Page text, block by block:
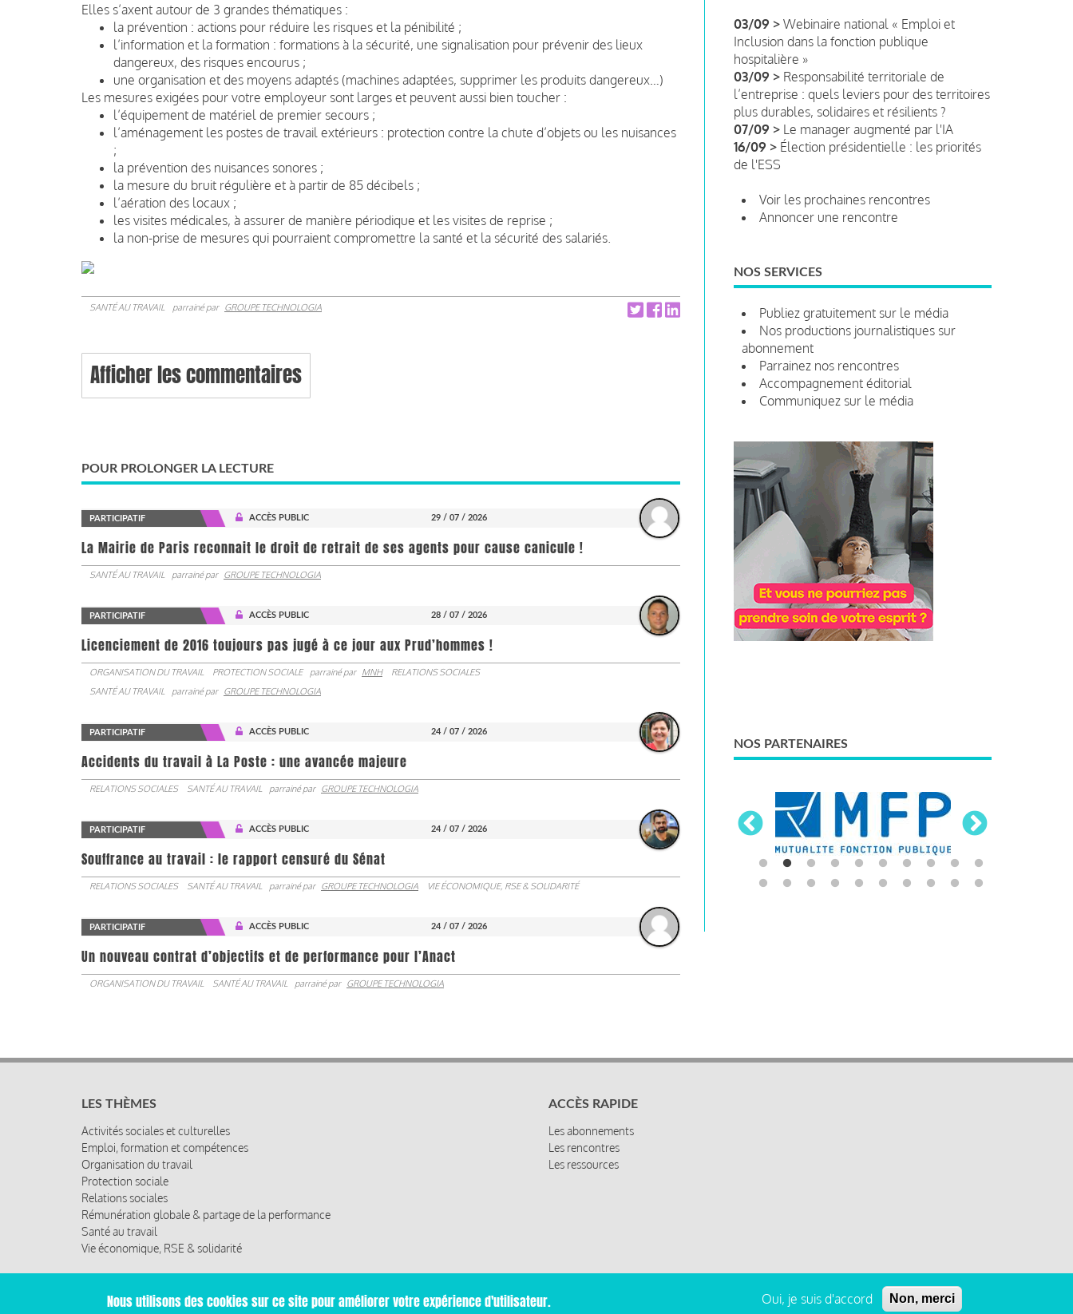
Elles s’axent autour de 3 grandes thématiques :
la prévention : actions pour réduire les risques et la pénibilité ;
l’information et la formation : formations à la sécurité, une signalisation pour prévenir des lieux
dangereux, des risques encourus ;
une organisation et des moyens adaptés (machines adaptées, supprimer les produits dangereux…)
Les mesures exigées pour votre employeur sont larges et peuvent aussi bien toucher :
l’équipement de matériel de premier secours ;
l’aménagement les postes de travail extérieurs : protection contre la chute d’objets ou les nuisances
;
la prévention des nuisances sonores ;
la mesure du bruit régulière et à partir de 85 décibels ;
l’aération des locaux ;
les visites médicales, à assurer de manière périodique et les visites de reprise ;
la non-prise de mesures qui pourraient compromettre la santé et la sécurité des salariés.
SANTÉ AU TRAVAIL parrainé par GROUPE TECHNOLOGIA
Afficher les commentaires
POUR PROLONGER LA LECTURE
PARTICIPATIF ACCÈS PUBLIC 29 / 07 / 2026
La Mairie de Paris reconnait le droit de retrait de ses agents pour cause canicule !
SANTÉ AU TRAVAIL parrainé par GROUPE TECHNOLOGIA
PARTICIPATIF ACCÈS PUBLIC 28 / 07 / 2026
Licenciement de 2016 toujours pas jugé à ce jour aux Prud’hommes !
ORGANISATION DU TRAVAIL PROTECTION SOCIALE parrainé par MNH
RELATIONS SOCIALES
SANTÉ AU TRAVAIL
parrainé par GROUPE TECHNOLOGIA
PARTICIPATIF ACCÈS PUBLIC 24 / 07 / 2026
Accidents du travail à La Poste : une avancée majeure
RELATIONS SOCIALES SANTÉ AU TRAVAIL parrainé par GROUPE TECHNOLOGIA
PARTICIPATIF ACCÈS PUBLIC 24 / 07 / 2026
Souffrance au travail : le rapport censuré du Sénat
RELATIONS SOCIALES SANTÉ AU TRAVAIL parrainé par GROUPE TECHNOLOGIA VIE ÉCONOMIQUE, RSE & SOLIDARITÉ
PARTICIPATIF ACCÈS PUBLIC 24 / 07 / 2026
Un nouveau contrat d’objectifs et de performance pour l’Anact
ORGANISATION DU TRAVAIL SANTÉ AU TRAVAIL parrainé par GROUPE TECHNOLOGIA
03/09 > Webinaire national « Emploi et
Inclusion dans la fonction publique
hospitalière »
03/09 > Responsabilité territoriale de
l’entreprise : quels leviers pour des territoires
plus durables, solidaires et résilients ?
07/09 > Le manager augmenté par l'IA
16/09 > Élection présidentielle : les priorités
de l'ESS
Voir les prochaines rencontres
Annoncer une rencontre
NOS SERVICES
Publiez gratuitement sur le média
Nos productions journalistiques sur
abonnement
Parrainez nos rencontres
Accompagnement éditorial
Communiquez sur le média
NOS PARTENAIRES
LES THÈMES
Activités sociales et culturelles
Emploi, formation et compétences
Organisation du travail
Protection sociale
Relations sociales
Rémunération globale & partage de la performance
Santé au travail
Vie économique, RSE & solidarité
ACCÈS RAPIDE
Les abonnements
Les rencontres
Les ressources
Nous utilisons des cookies sur ce site pour améliorer votre expérience d'utilisateur. Oui, je suis d'accord Non, merci